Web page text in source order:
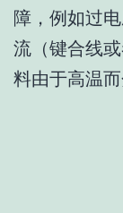
障，例如过
流（键合线
料由于高温